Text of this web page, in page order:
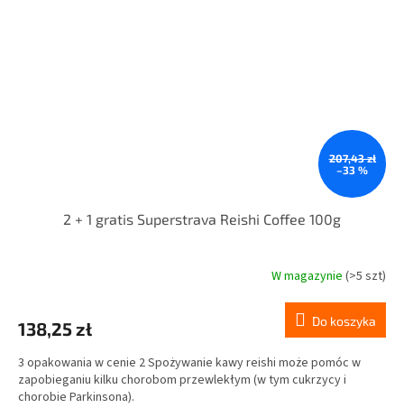
207,43 zł
–33 %
2 + 1 gratis Superstrava Reishi Coffee 100g
wynosi
na
5
gwiazdek.
W magazynie(>5 szt)
138,25 zł Do koszyka
3 opakowania w cenie 2 Spożywanie kawy reishi może pomóc w
zapobieganiu kilku chorobom przewlekłym (w tym cukrzycy i
chorobie Parkinsona).